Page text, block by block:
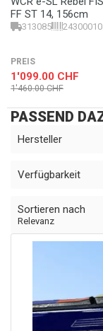
FF ST 14, 156cm
313085
PREIS
1'099.00 CHF
1'460.00 CHF
PASSEND
Hersteller
Verfügbarkeit
Sortieren nach
Relevanz